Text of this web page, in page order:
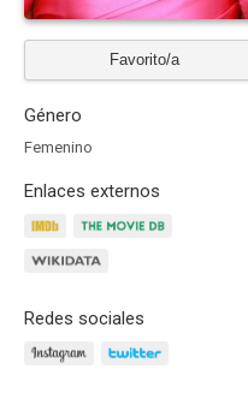
Favorito/a
Género
Femenino
Enlaces externos
Redes sociales